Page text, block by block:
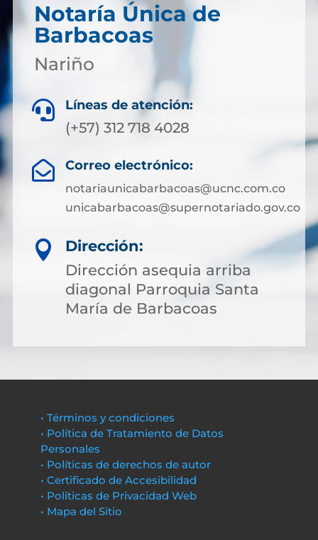
Notaría Única de
Barbacoas
Nariño
 Líneas de atención:
(+57) 312 718 4028
 Correo electrónico:
notariaunicabarbacoas@ucnc.com.co
unicabarbacoas@supernotariado.gov.co

Dirección:
Dirección asequia arriba
diagonal Parroquia Santa
María de Barbacoas
• Términos y condiciones
• Política de Tratamiento de Datos
Personales
• Políticas de derechos de autor
• Certificado de Accesibilidad
• Políticas de Privacidad Web
• Mapa del Sitio